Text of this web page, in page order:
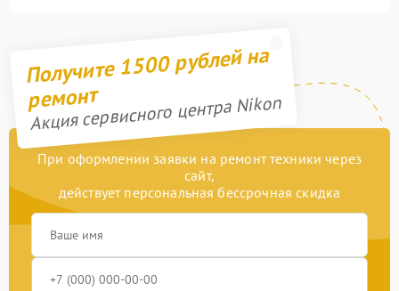
Получите 1500 рублей на
ремонт
Акция сервисного центра Nikon
При оформлении заявки на ремонт техники через
сайт,
действует персональная бессрочная скидка